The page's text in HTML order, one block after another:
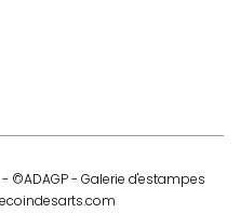
©ADAGP - Galerie d'estampes